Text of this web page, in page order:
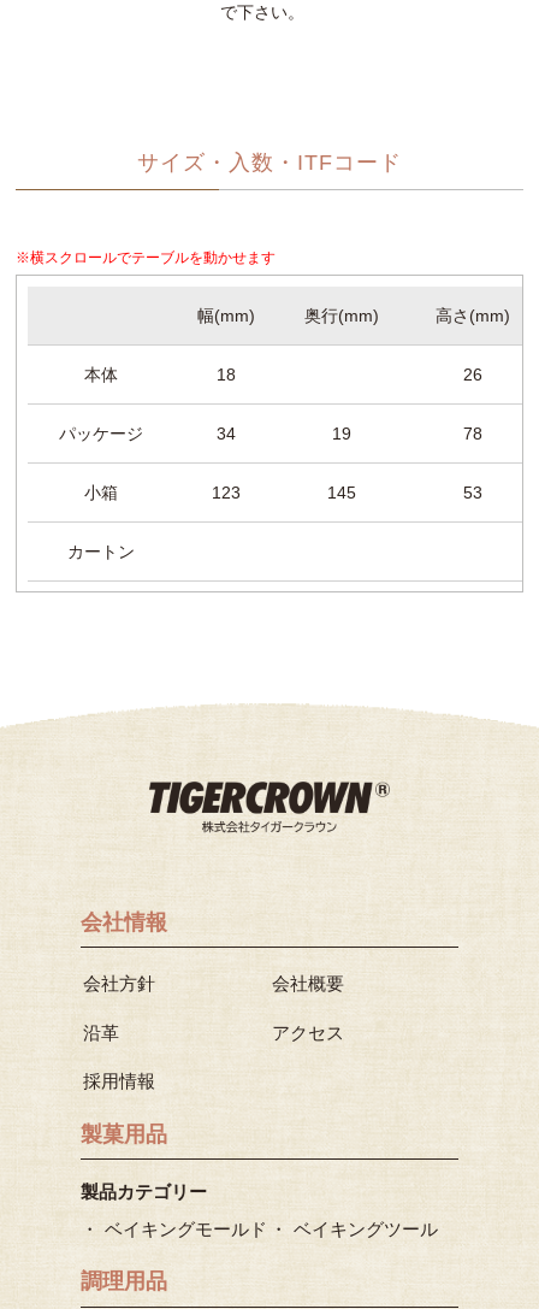
で下さい。
サイズ・入数・ITFコード
※横スクロールでテーブルを動かせます
幅(mm) 奥行(mm) 高さ(mm)
本体 18 26
パッケージ 34 19 78
小箱 123 145 53
カートン
会社情報
会社方針 会社概要
沿革 アクセス
採用情報
製菓用品
製品カテゴリー
ベイキングモールド
ベイキングツール
調理用品